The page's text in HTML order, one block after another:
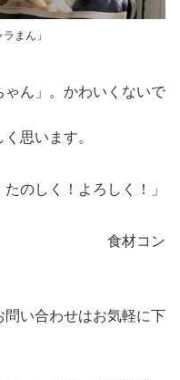
まん」
ん」。かわいくないで
思います。
のしく！よろしく！」
ン
い合わせはお気軽に下